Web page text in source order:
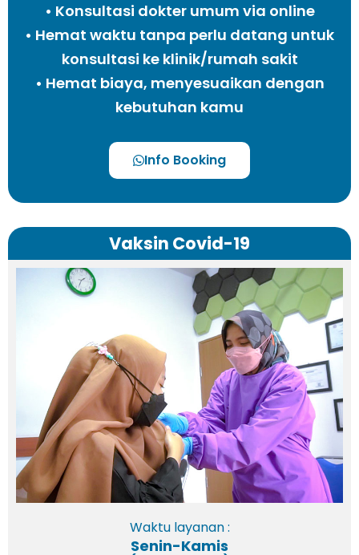
• Konsultasi dokter umum via online
• Hemat waktu tanpa perlu datang untuk
konsultasi ke klinik/rumah sakit
• Hemat biaya, menyesuaikan dengan
kebutuhan kamu
Info Booking
Vaksin Covid-19
Waktu layanan :
Senin-Kamis